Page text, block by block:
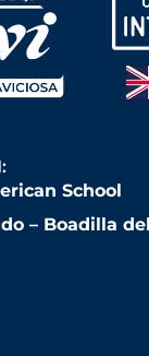
School
– Boadilla